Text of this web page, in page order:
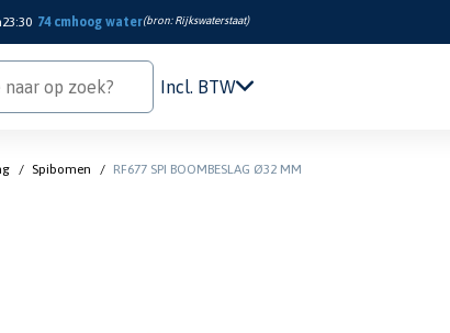
23:30 74 cm hoog water(bron:Rijkswaterstaat)
Navigatie & Elektronica
Incl. BTW
/ Spibomen / RF677 SPI BOOMBESLAG Ø32 MM